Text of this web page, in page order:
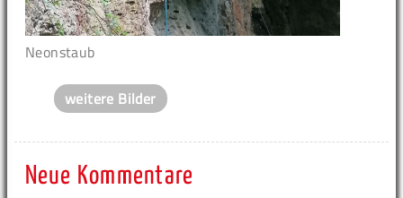
Neonstaub
weitere Bilder
Neue Kommentare